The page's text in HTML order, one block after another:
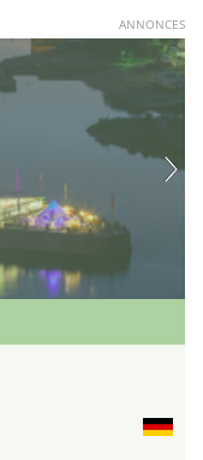
ANNONCES